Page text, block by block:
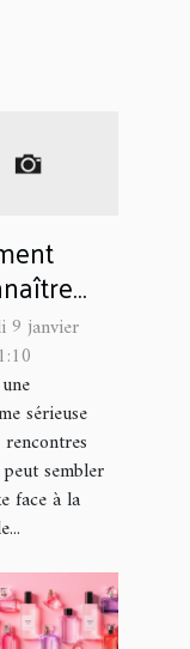
pour
?
9 janvier
sérieuse
sembler
face à la